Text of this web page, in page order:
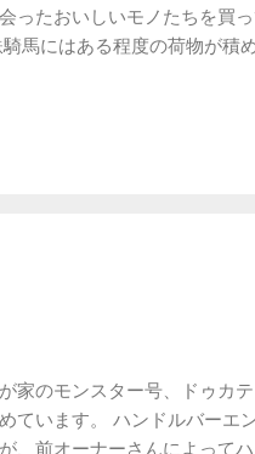
ったおいしいモノたちを買
にはある程度の荷物が積め
ルは取り払われており、社
モンスター号は２００４年
手可能なものを見つける
が確保できたので、ちょっ
り付けたモンスター号の外
家のモンスター号、ドゥカ
ています。 ハンドルバー
、前オーナーさんによって